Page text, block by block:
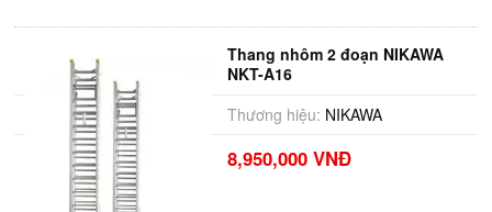
Thang nhôm 2 đoạn NIKAWA
NKT-A16
Thương hiệu: NIKAWA
8,950,000 VNĐ